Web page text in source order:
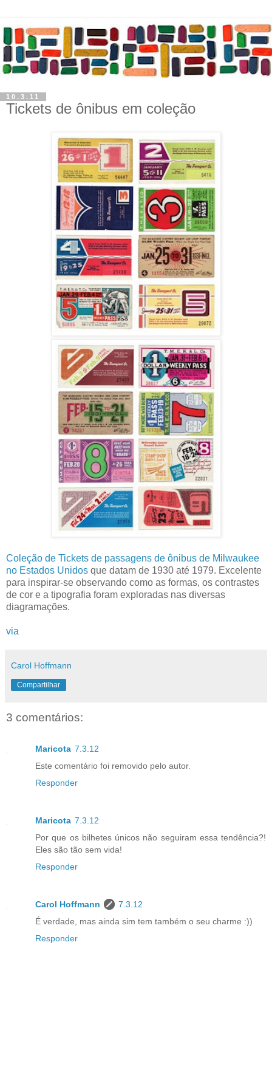
10.3.11
Tickets de ônibus em coleção
Coleção de Tickets de passagens de ônibus de Milwaukee
no Estados Unidos que datam de 1930 até 1979. Excelente
para inspirar-se observando como as formas, os contrastes
de cor e a tipografia foram exploradas nas diversas
diagramações.
via
Carol Hoffmann
Compartilhar
3 comentários:
Maricota 7.3.12
Este comentário foi removido pelo autor.
Responder
Maricota 7.3.12
Por que os bilhetes únicos não seguiram essa tendência?!
Eles são tão sem vida!
Responder
Carol Hoffmann
7.3.12
É verdade, mas ainda sim tem também o seu charme :))
Responder